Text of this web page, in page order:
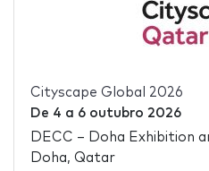
Cityscape Global 2026
De 4 a 6 outubro 2026
DECC – Doha Exhibition
Doha, Qatar